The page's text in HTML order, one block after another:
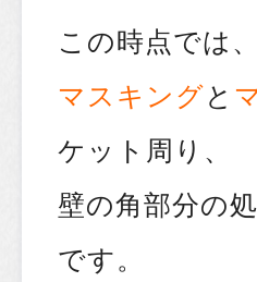
この時点では
マスキングと
ケット周り、
壁の角部分の
です。